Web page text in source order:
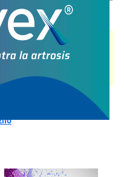
comoTrat.enf.Alzheimer
disponibles.
PAMI.